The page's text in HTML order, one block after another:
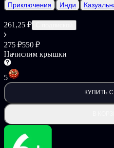
Приключения Инди
261,25 ₽
275 ₽550 ₽
Начислим крышки
5
КУПИТЬ